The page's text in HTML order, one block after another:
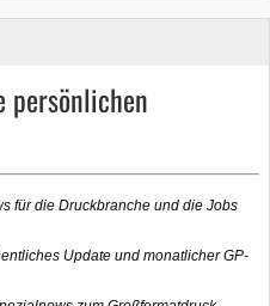
persönlichen
für die Druckbranche und die Jobs
Update und monatlicher GP-